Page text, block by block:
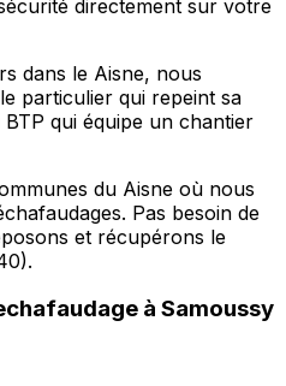
directement sur votre
dans le Aisne, nous
particulier qui repeint sa
qui équipe un chantier
du Aisne où nous
Pas besoin de
et récupérons le
à Samoussy